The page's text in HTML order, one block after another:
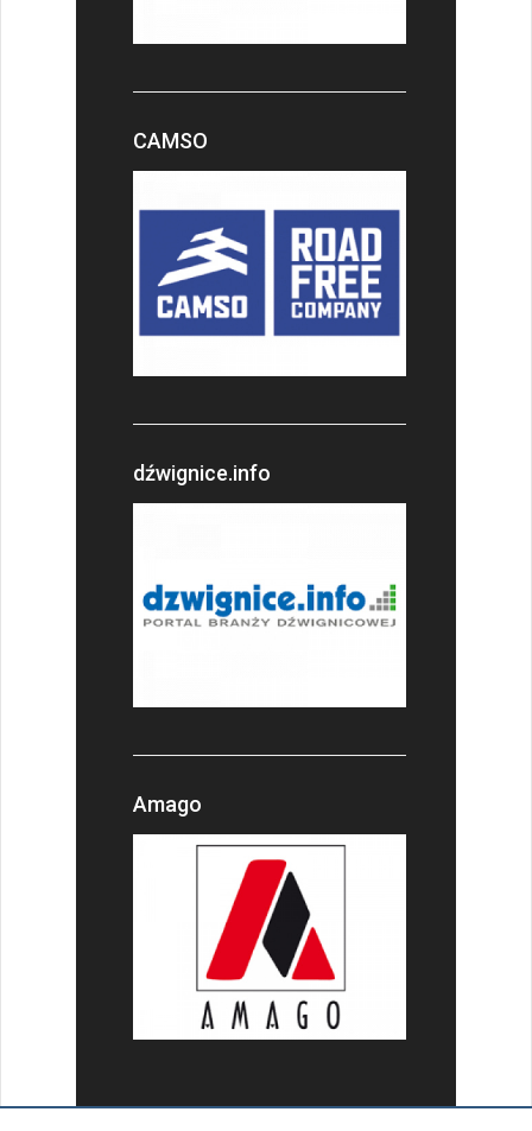
CAMSO
dźwignice.info
Amago